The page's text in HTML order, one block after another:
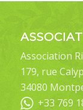
Association
179, rue
34080
+33 769